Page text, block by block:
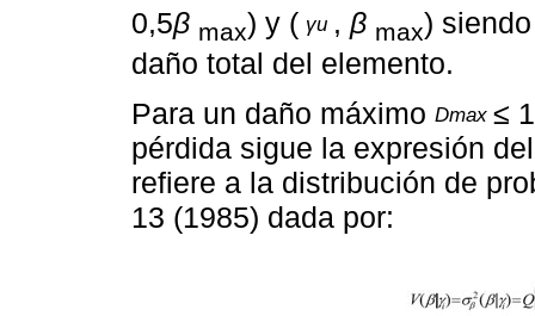
0,5β max) y ( γu , β max)
daño total del elemento.
Para un daño máximo Dmax ≤
pérdida sigue la expresión
refiere a la distribución de
13 (1985) dada por: